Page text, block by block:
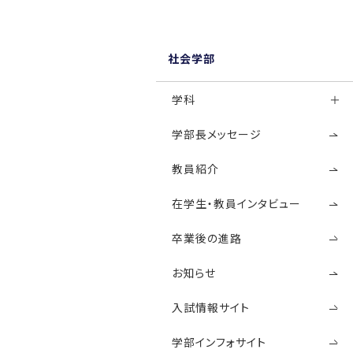
社会学部
学科
学部長メッセージ
教員紹介
在学生・教員インタビュー
卒業後の進路
お知らせ
入試情報サイト
学部インフォサイト